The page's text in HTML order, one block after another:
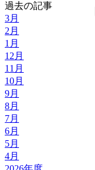
過去の記事
3月
2月
1月
12月
11月
10月
9月
8月
7月
6月
5月
4月